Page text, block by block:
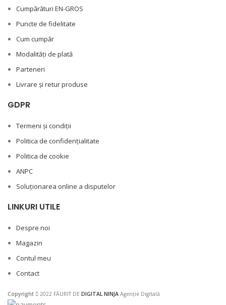
Cumpărături EN-GROS
Puncte de fidelitate
Cum cumpăr
Modalități de plată
Parteneri
Livrare și retur produse
GDPR
Termeni și condiții
Politica de confidențialitate
Politica de cookie
ANPC
Soluționarea online a disputelor
LINKURI UTILE
Despre noi
Magazin
Contul meu
Contact
Copyright 2022 FĂURIT DE DIGITAL NINJA Agenție Digitală